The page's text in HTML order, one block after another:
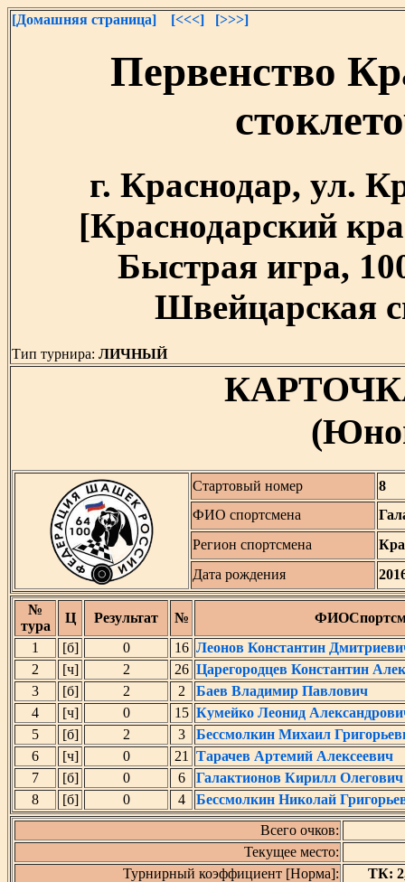
[Домашняя страница] [<<<] [>>>]
Первенство
г. Краснодар, ул.
[Краснодарский
Быстрая игра,
Швейцарская
Тип турнира: ЛИЧНЫЙ
Стартовый номер
8
ФИО спортсмена
Регион спортсмена
Дата рождения
№
тура
Ц Результат №
1
[б] 0 16 Леонов Константин
2
[ч] 2 26 Царегородцев Константин
3
[б] 2 2
Баев Владимир Павлович
4
[ч] 0 15 Кумейко Леонид
5
[б] 2 3
Бессмолкин Михаил
6
[ч] 0 21
Тарачeв Артемий Алексеевич
7
[б] 0 6
Галактионов Кирилл Олегович
8
[б] 0 4
Бессмолкин Николай
Всего очков:
Текущее место:
Турнирный коэффициент [Норма]:
ТК: